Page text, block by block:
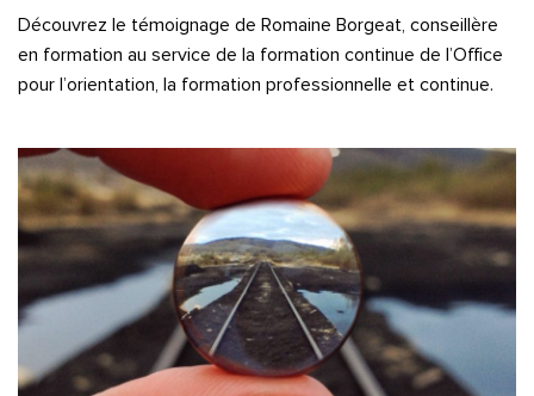
Découvrez le témoignage de Romaine Borgeat, conseillère
en formation au service de la formation continue de l’Office
pour l’orientation, la formation professionnelle et continue.